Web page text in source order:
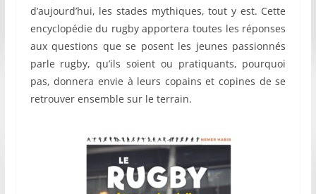
d’aujourd’hui, les stades mythiques, tout y est. Cette
encyclopédie du rugby apportera toutes les réponses
aux questions que se posent les jeunes passionnés
parle rugby, qu’ils soient ou pratiquants, pourquoi
pas, donnera envie à leurs copains et copines de se
retrouver ensemble sur le terrain.